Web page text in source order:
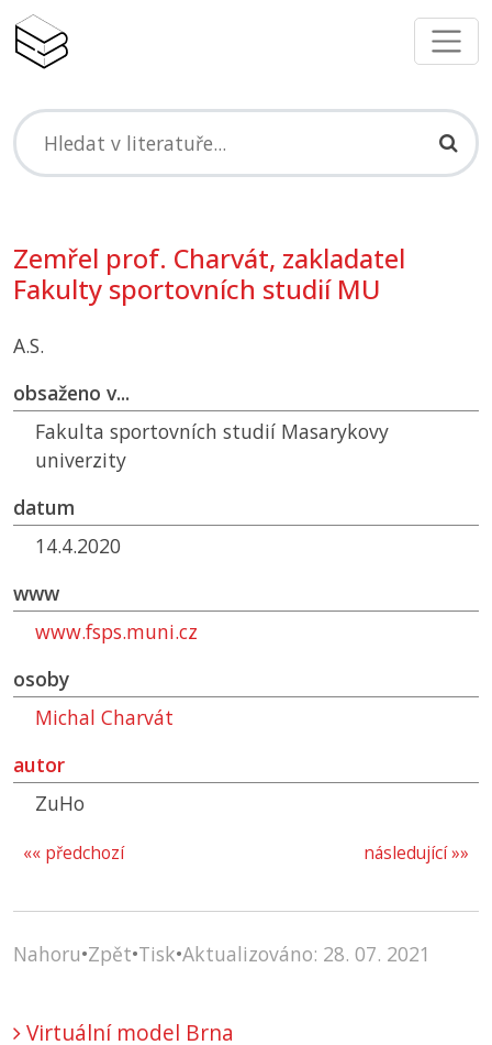
Zemřel prof. Charvát, zakladatel
Fakulty sportovních studií MU
A.S.
obsaženo v...
Fakulta sportovních studií Masarykovy
univerzity
datum
14.4.2020
www
www.fsps.muni.cz
osoby
Michal Charvát
autor
ZuHo
následující »»
«« předchozí
Nahoru•Zpět•Tisk•Aktualizováno: 28. 07. 2021
Virtuální model Brna